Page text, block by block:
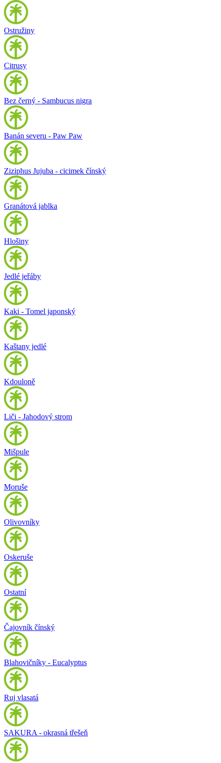
Ostružiny
Citrusy
Bez černý - Sambucus nigra
Banán severu - Paw Paw
Ziziphus Jujuba - cicimek čínský
Granátová jablka
Hlošiny
Jedlé jeřáby
Kaki - Tomel japonský
Kaštany jedlé
Kdouloně
Liči - Jahodový strom
Mišpule
Moruše
Olivovníky
Oskeruše
Ostatní
Čajovník čínský
Blahovičníky - Eucalyptus
Ruj vlasatá
SAKURA - okrasná třešeň